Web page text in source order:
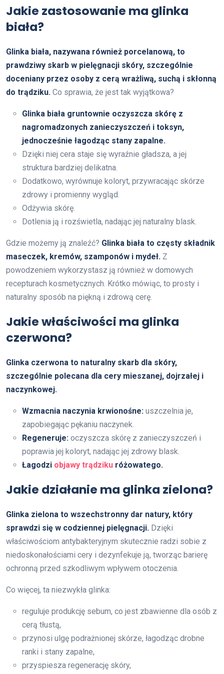
Jakie zastosowanie ma glinka
biała?
Glinka biała, nazywana również porcelanową, to
prawdziwy skarb w pielęgnacji skóry, szczególnie
doceniany przez osoby z cerą wrażliwą, suchą i skłonną
do trądziku. Co sprawia, że jest tak wyjątkowa?
Glinka biała gruntownie oczyszcza skórę z
nagromadzonych zanieczyszczeń i toksyn,
jednocześnie łagodząc stany zapalne.
Dzięki niej cera staje się wyraźnie gładsza, a jej
struktura bardziej delikatna.
Dodatkowo, wyrównuje koloryt, przywracając skórze
zdrowy i promienny wygląd.
Odżywia skórę.
Dotlenia ją i rozświetla, nadając jej naturalny blask.
Gdzie możemy ją znaleźć? Glinka biała to częsty składnik
maseczek, kremów, szamponów i mydeł. Z
powodzeniem wykorzystasz ją również w domowych
recepturach kosmetycznych. Krótko mówiąc, to prosty i
naturalny sposób na piękną i zdrową cerę.
Jakie właściwości ma glinka
czerwona?
Glinka czerwona to naturalny skarb dla skóry,
szczególnie polecana dla cery mieszanej, dojrzałej i
naczynkowej.
Wzmacnia naczynia krwionośne: uszczelnia je,
zapobiegając pękaniu naczynek.
Regeneruje: oczyszcza skórę z zanieczyszczeń i
poprawia jej koloryt, nadając jej zdrowy blask.
Łagodzi objawy trądziku różowatego.
Jakie działanie ma glinka zielona?
Glinka zielona to wszechstronny dar natury, który
sprawdzi się w codziennej pielęgnacji. Dzięki
właściwościom antybakteryjnym skutecznie radzi sobie z
niedoskonałościami cery i dezynfekuje ją, tworząc barierę
ochronną przed szkodliwym wpływem otoczenia.
Co więcej, ta niezwykła glinka:
reguluje produkcję sebum, co jest zbawienne dla osób z
cerą tłustą,
przynosi ulgę podrażnionej skórze, łagodząc drobne
ranki i stany zapalne,
przyspiesza regenerację skóry,